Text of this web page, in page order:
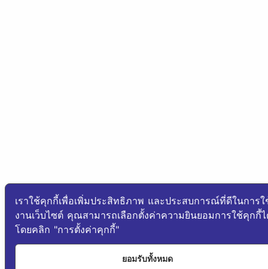
เราใช้คุกกี้เพื่อเพิ่มประสิทธิภาพ และประสบการณ์ที่ดีในการใ
งานเว็บไซต์ คุณสามารถเลือกตั้งค่าความยินยอมการใช้คุกกี้
โดยคลิก "การตั้งค่าคุกกี้"
ยอมรับทั้งหมด